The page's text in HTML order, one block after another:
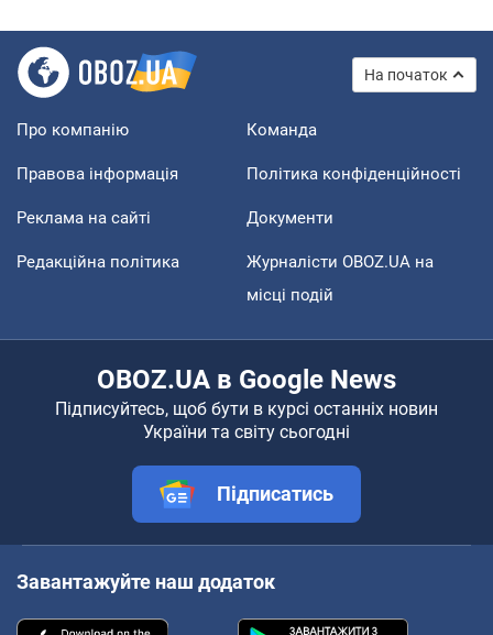
На початок
Про компанію Команда
Правова інформація Політика конфіденційності
Реклама на сайті Документи
Редакційна політика
Журналісти OBOZ.UA на
місці подій
OBOZ.UA в Google News
Підписуйтесь, щоб бути в курсі останніх новин
України та світу сьогодні
Підписатись
Завантажуйте наш додаток